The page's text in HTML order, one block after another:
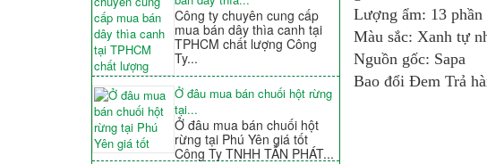
Công ty chuyên cung cấp
mua bán dây thìa canh tại
TPHCM chất lượng Công
Ty...
Ở đâu mua bán chuối hột rừng
tại...
Ở đâu mua bán chuối hột
rừng tại Phú Yên giá tốt
Công Ty TNHH TẤN PHÁT...
Lượng ẩm: 13 phần
Màu sắc: Xanh tự
Nguồn gốc: Sapa
Bao đổi Đem Trả